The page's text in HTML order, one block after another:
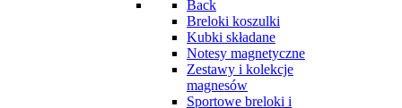
Back
Breloki koszulki
Kubki składane
Notesy magnetyczne
Zestawy i kolekcje
magnesów
Sportowe breloki i